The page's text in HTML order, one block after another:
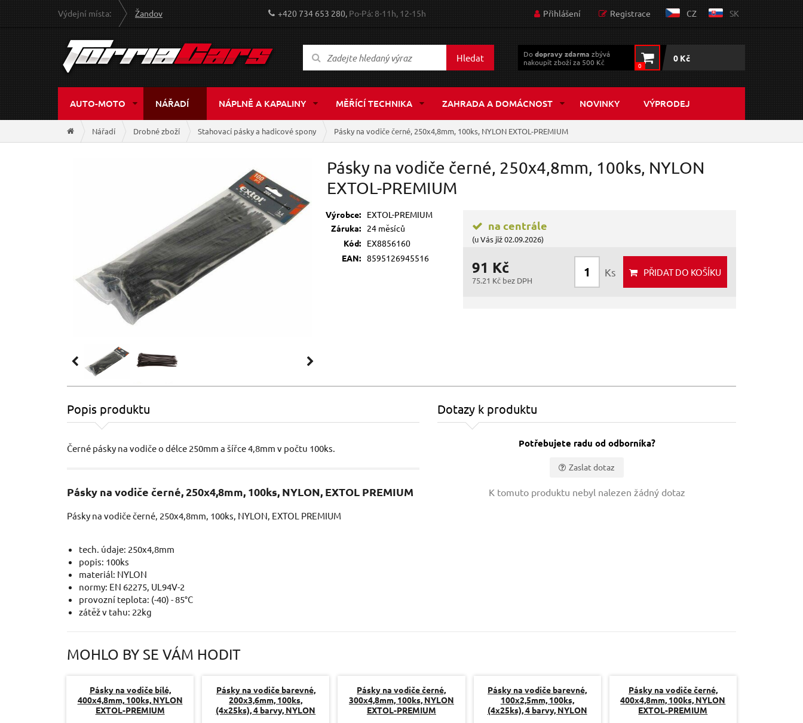
Výdejní místa: Žandov +420 734 653 280,Po-Pá: 8-11h, 12-15h Přihlášení Registrace CZ SK
Hledat Dodopravy zdarma zbývá
nakoupit zboží za 500 Kč
0
0 Kč
AUTO-MOTO NÁŘADÍ NÁPLNĚ A KAPALINY MĚŘÍCÍ TECHNIKA ZAHRADA A DOMÁCNOST NOVINKY VÝPRODEJ
Nářadí Drobné zboží Stahovací pásky a hadicové spony Pásky na vodiče černé, 250x4,8mm, 100ks, NYLON EXTOL-PREMIUM
Pásky na vodiče černé, 250x4,8mm, 100ks, NYLON
EXTOL-PREMIUM
Výrobce:
EXTOL-PREMIUM
Záruka:
24 měsíců
Kód:
EX8856160
EAN: 8595126945516
na centrále
(u Vás již 02.09.2026)
91 Kč
75.21 Kč bez DPH
Ks PŘIDATDO KOŠÍKU
Popis produktu
Černé pásky na vodiče o délce 250mm a šířce 4,8mm v počtu 100ks.
Pásky na vodiče černé, 250x4,8mm, 100ks, NYLON, EXTOL PREMIUM
Pásky na vodiče černé, 250x4,8mm, 100ks, NYLON, EXTOL PREMIUM
tech. údaje: 250x4,8mm
popis: 100ks
materiál: NYLON
normy: EN 62275, UL94V-2
provozní teplota: (-40) - 85°C
zátěž v tahu: 22kg
Dotazy k produktu
Potřebujete radu od odborníka?
Zaslat dotaz
K tomuto produktu nebyl nalezen žádný dotaz
MOHLO BY SE VÁM HODIT
Pásky na vodiče bílé,
400x4,8mm, 100ks, NYLON
EXTOL-PREMIUM
Pásky na vodiče barevné,
200x3,6mm, 100ks,
(4x25ks), 4 barvy, NYLON
Pásky na vodiče černé,
300x4,8mm, 100ks, NYLON
EXTOL-PREMIUM
Pásky na vodiče barevné,
100x2,5mm, 100ks,
(4x25ks), 4 barvy, NYLON
Pásky na vodiče černé,
400x4,8mm, 100ks, NYLON
EXTOL-PREMIUM